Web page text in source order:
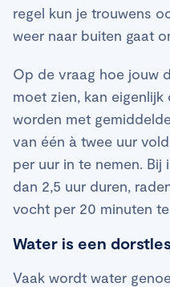
regel kun je trouwens
weer naar buiten gaat
Op de vraag hoe jouw
moet zien, kan
worden met
van één à twee uur
per uur in te nemen. Bij
dan 2,5 uur duren,
vocht per 20 minuten
Water is een
Vaak wordt water